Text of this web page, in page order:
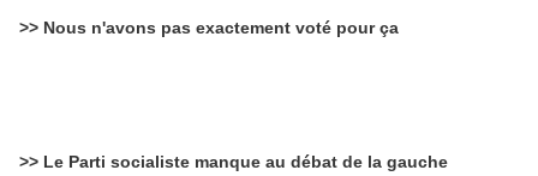
>> Nous n'avons pas exactement voté pour ça
>> Le Parti socialiste manque au débat de la gauche